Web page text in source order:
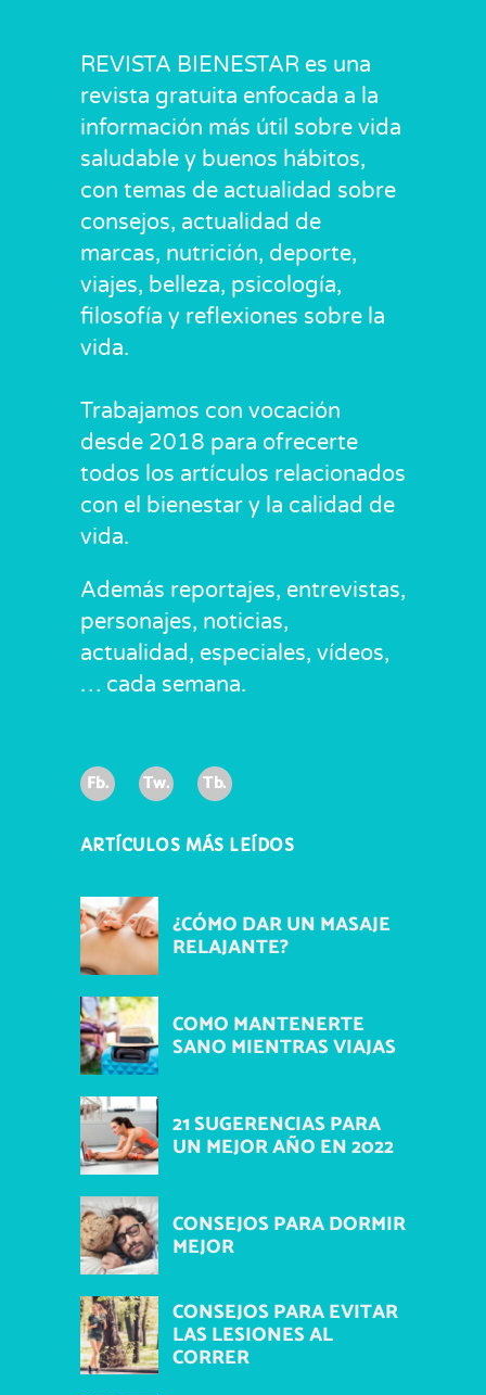
REVISTA BIENESTAR es una
revista gratuita enfocada a la
información más útil sobre vida
saludable y buenos hábitos,
con temas de actualidad sobre
consejos, actualidad de
marcas, nutrición, deporte,
viajes, belleza, psicología,
filosofía y reflexiones sobre la
vida.
Trabajamos con vocación
desde 2018 para ofrecerte
todos los artículos relacionados
con el bienestar y la calidad de
vida.
Además reportajes, entrevistas,
personajes, noticias,
actualidad, especiales, vídeos,
… cada semana.
Fb. Tw. Tb.
ARTÍCULOS MÁS LEÍDOS
¿CÓMO DAR UN MASAJE
RELAJANTE?
COMO MANTENERTE
SANO MIENTRAS VIAJAS
21 SUGERENCIAS PARA
UN MEJOR AÑO EN 2022
CONSEJOS PARA DORMIR
MEJOR
CONSEJOS PARA EVITAR
LAS LESIONES AL
CORRER